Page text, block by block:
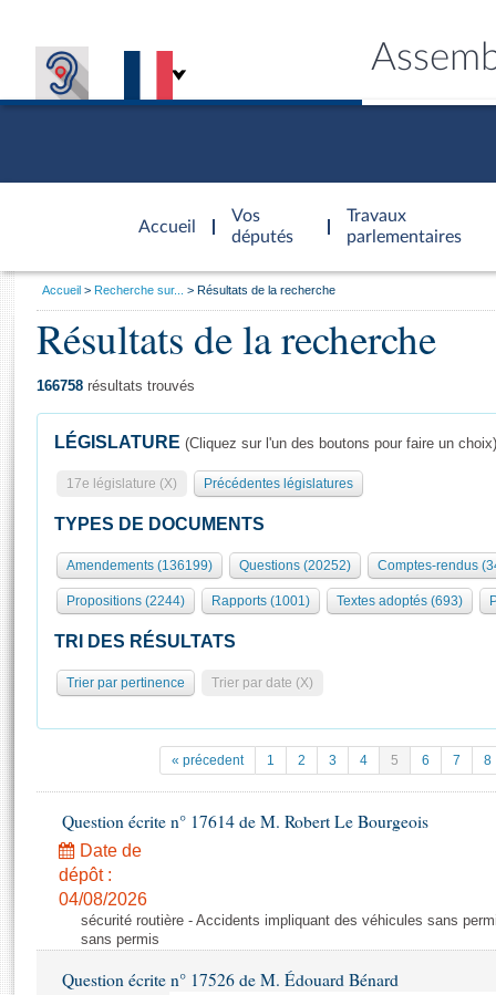
Accueil
d'accueil
Vos
députés
Travaux
parlementaires
Présidence
577 députés
Groupes politiques
Séance publique
Commissions et autres organes
Europe et International
Pétitions
Projets de loi
Propositions de loi
Amendements
Textes adoptés
Général
Rôle et pouvoirs de l'Assemblée
Organisation de l'Assemblée
Présidence Conférence des Présidents Bureau Collège des
Statistiques et chiffres clés
Documents de référence
( Constitution | Règlement de l'Assemblée ... )
Histoire
Juniors
Anciennes législatures
Visiter l'Assemblée
Visite virtuelle du palais Bourbon
Assister à une séance
La Bibliothèque
Contacts et plan d'accès
Photos libres de droit
Vous
Accueil Recherche sur... Résultats de la recherche
Résultats de la recherche
166758 résultats trouvés
LÉGISLATURE (Cliquez sur l'un des boutons pour faire un choix)
17e législature (X) Précédentes législatures
TYPES DE DOCUMENTS
Amendements (136199) Questions (20252) Comptes-rendus
Propositions (2244) Rapports (1001) Textes adoptés (693)
TRI DES RÉSULTATS
Trier par pertinence Trier par date (X)
« précedent 1 2 3 4 5 6 7 8
Question écrite n° 17614 de M. Robert Le Bourgeois
Date de
dépôt :
04/08/2026
sécurité routière - Accidents impliquant des véhicules sans
sans permis
Question écrite n° 17526 de M. Édouard Bénard